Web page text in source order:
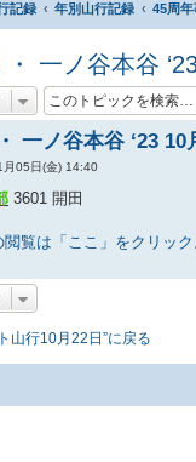
記録 年別山行記録 45周年
・ 一ノ谷本谷
一ノ谷本谷 ‘23
月05日(金) 14:40
3601 開田
覧は「ここ」をクリック
山行10月22日”に戻る